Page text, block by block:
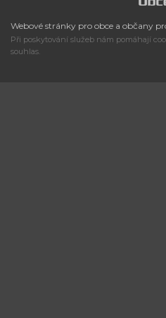
Webové stránky pro obce a občany
Při poskytování služeb nám pomáhají
souhlas.